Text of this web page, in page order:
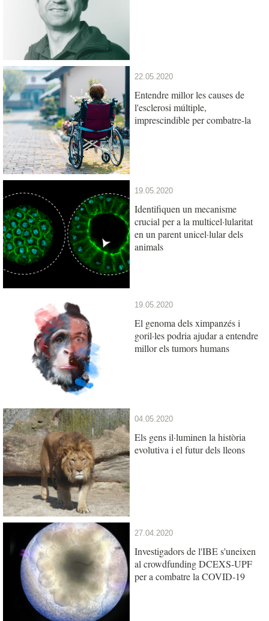
22.05.2020
Entendre millor les causes de
l'esclerosi múltiple,
imprescindible per combatre-la
19.05.2020
Identifiquen un mecanisme
crucial per a la multicel·lularitat
en un parent unicel·lular dels
animals
19.05.2020
El genoma dels ximpanzés i
goril·les podria ajudar a entendre
millor els tumors humans
04.05.2020
Els gens il·luminen la història
evolutiva i el futur dels lleons
27.04.2020
Investigadors de l'IBE s'uneixen
al crowdfunding DCEXS-UPF
per a combatre la COVID-19